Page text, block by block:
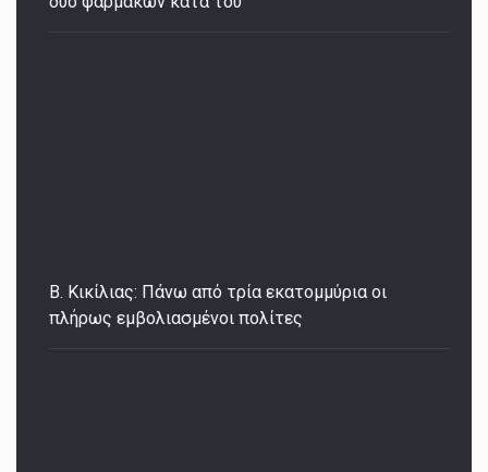
Β. Κικίλιας: Πάνω από τρία εκατομμύρια οι
πλήρως εμβολιασμένοι πολίτες